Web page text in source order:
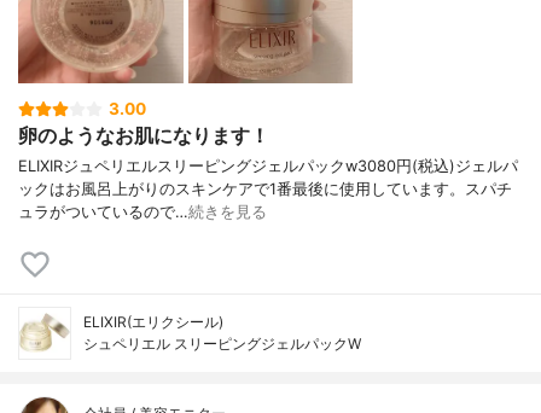
3.00
卵のようなお肌になります！
ELIXIRジュペリエルスリーピングジェルパックw3080円(税込)ジェルパ
ックはお風呂上がりのスキンケアで1番最後に使用しています。スパチ
ュラがついているので…続きを見る
ELIXIR(エリクシール)
シュペリエル スリーピングジェルパックW